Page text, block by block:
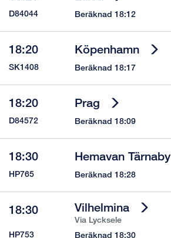
D84044 Beräknad 18:12
18:20 Köpenhamn
SK1408 Beräknad 18:17
18:20 Prag
D84572 Beräknad 18:09
18:30 Hemavan Tärnaby
HP765 Beräknad 18:28
18:30 Vilhelmina
Via Lycksele
HP753
Beräknad 18:30